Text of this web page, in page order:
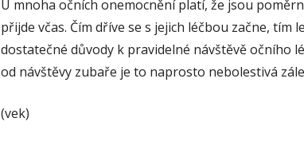
U mnoha očních onemocnění platí, že jsou
přijde včas. Čím dříve se s jejich léčbou začne, tím
dostatečné důvody k pravidelné návštěvě očního
od návštěvy zubaře je to naprosto nebolestivá
(vek)